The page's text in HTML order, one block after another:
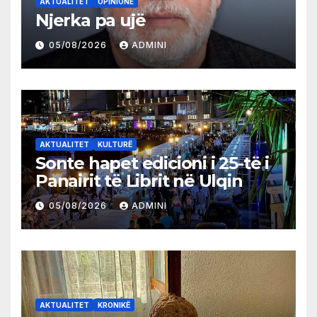
Njerka pa ujë
05/08/2026 ADMINI
AKTUALITET KULTURË
Sonte hapet edicioni i 25-të i
Panairit të Librit në Ulqin
05/08/2026 ADMINI
AKTUALITET KRONIKË